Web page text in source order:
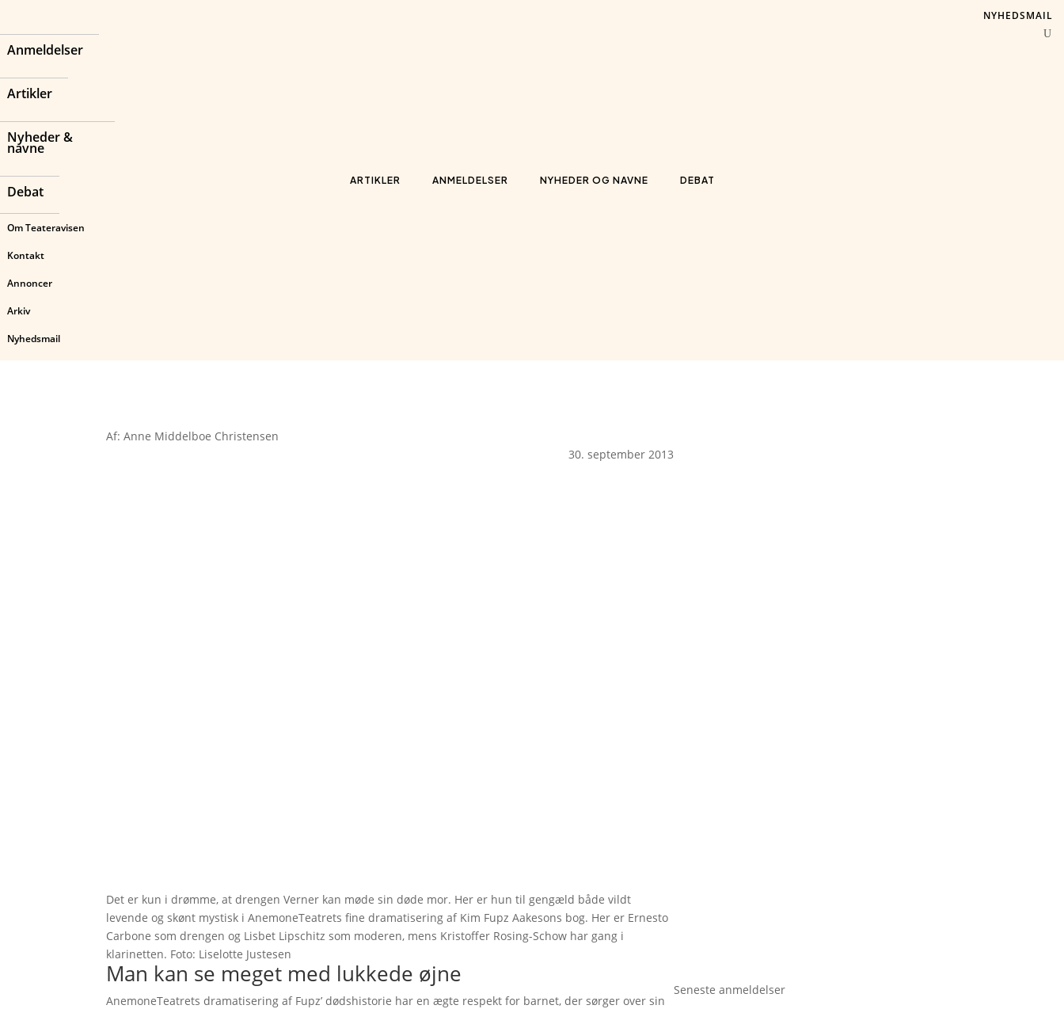
Anmeldelser
Artikler
Nyheder &
navne
Debat
Om Teateravisen
Kontakt
Annoncer
Arkiv
Nyhedsmail
ARTIKLER ANMELDELSER NYHEDER OG NAVNE DEBAT
NYHEDSMAIL
Af: Anne Middelboe Christensen
30. september 2013
Det er kun i drømme, at drengen Verner kan møde sin døde mor. Her er hun til gengæld både vildt
levende og skønt mystisk i AnemoneTeatrets fine dramatisering af Kim Fupz Aakesons bog. Her er Ernesto
Carbone som drengen og Lisbet Lipschitz som moderen, mens Kristoffer Rosing-Schow har gang i
klarinetten. Foto: Liselotte Justesen
Man kan se meget med lukkede øjne
AnemoneTeatrets dramatisering af Fupz’ dødshistorie har en ægte respekt for barnet, der sørger over sin
Seneste anmeldelser